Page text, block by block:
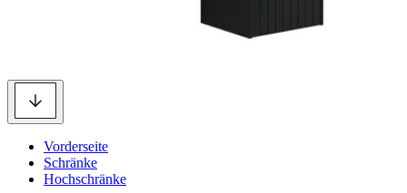
Vorderseite
Schränke
Hochschränke